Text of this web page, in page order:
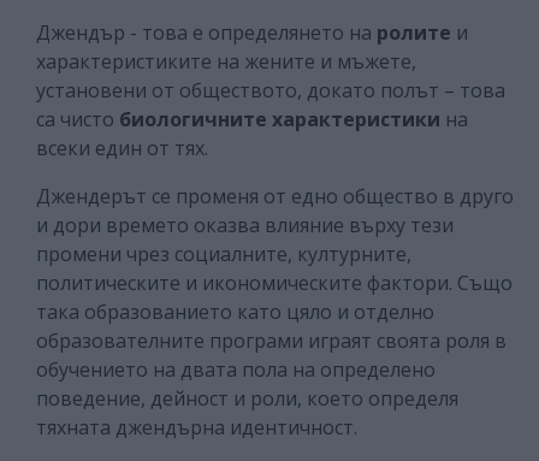
Джендър - това е определянето на ролите и
характеристиките на жените и мъжете,
установени от обществото, докато полът – това
са чисто биологичните характеристики на
всеки един от тях.
Джендерът се променя от едно общество в друго
и дори времето оказва влияние върху тези
промени чрез социалните, културните,
политическите и икономическите фактори. Също
така образованието като цяло и отделно
образователните програми играят своята роля в
обучението на двата пола на определено
поведение, дейност и роли, което определя
тяхната джендърна идентичност.